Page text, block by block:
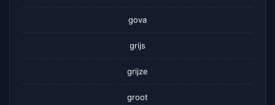
gova
grijs
grijze
groot